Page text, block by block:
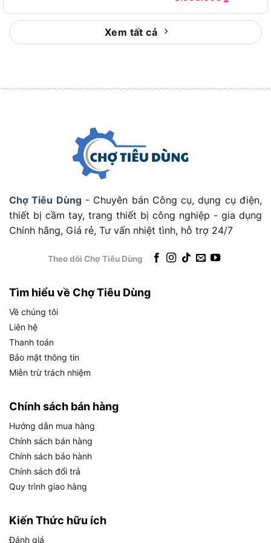
hơn với người cần làm việc lâu, lực đều và chi phí
dễ kiểm soát.
Để hiểu rõ hơn hiệu quả sử dụng, hãy bắt đầu từ
Công suất 300W cho khả năng bắn
DCA APL8 300W có thể bắn vít, siết vít nhẹ đến vừa
Công suất 300W giúp DCA APL8 vận hành ổn
định trong các công việc bắn vít, siết vít nhẹ đến
vừa. Đây là công suất động cơ, không phải dung
lượng pin, vì máy dùng điện trực tiếp 220V.
Với công suất này, máy phù hợp cho người cần
thao tác nhiều lần trong ngày, đặc biệt trong lắp
vật liệu phù hợp. Tuy nhiên, người dùng không nên
hiểu 300W là máy có thể bắn mọi vật liệu hoặc xử
Xem tất cả
Chợ Tiêu Dùng- Chuyên bán Công cụ, dụng cụ điện,
thiết bị cầm tay, trang thiết bị công nghiệp - gia dụng
Chính hãng, Giá rẻ, Tư vấn nhiệt tình, hỗ trợ 24/7
Theo dõi Chợ Tiêu Dùng
Tìm hiểu về Chợ Tiêu Dùng
Về chúng tôi
Liên hệ
Thanh toán
Bảo mật thông tin
Miễn trừ trách nhiệm
Chính sách bán hàng
Hướng dẫn mua hàng
Chính sách bán hàng
Chính sách bảo hành
Chính sách đổi trả
Quy trình giao hàng
Kiến Thức hữu ích
Đánh giá